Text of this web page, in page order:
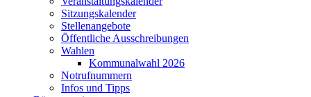
Sitzungskalender
Stellenangebote
Öffentliche Ausschreibungen
Wahlen
Kommunalwahl 2026
Notrufnummern
Infos und Tipps